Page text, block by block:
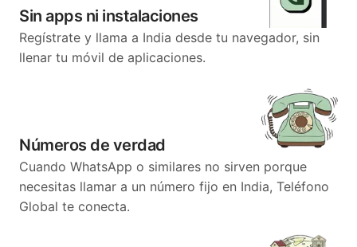
Sin apps ni instalaciones
Regístrate y llama a India desde tu navegador, sin
llenar tu móvil de aplicaciones.
Números de verdad
Cuando WhatsApp o similares no sirven porque
necesitas llamar a un número fijo en India, Teléfono
Global te conecta.